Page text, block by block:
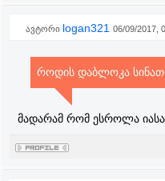
ავტორი logan321 06/09/2017,
როდის დაბლოკა
მადარამ რომ ესროლა